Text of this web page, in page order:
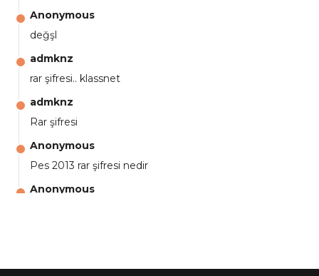
Anonymous
değşl
admknz
rar şifresi.. klassnet
admknz
Rar şifresi
Anonymous
Pes 2013 rar şifresi nedir
Anonymous